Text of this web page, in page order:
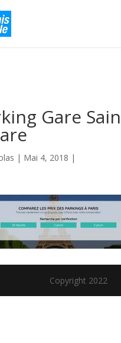
Gare
| Mai 4, 2018 |
Copyright 2022